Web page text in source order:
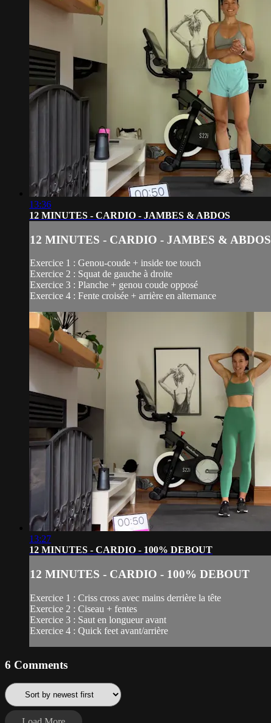
13:36
12 MINUTES - CARDIO - JAMBES & ABDOS
12 MINUTES - CARDIO - JAMBES & ABDOS
Exercice 1 : Genou-coude + inside toe touch
Exercice 2 : Squat de gauche à droite
Exercice 3 : Planche + genou coude opposé
Exercice 4 : Fente croisée + arrière en alternance
13:27
12 MINUTES - CARDIO - 100% DEBOUT
12 MINUTES - CARDIO - 100% DEBOUT
Exercice 1 : Criss cross avec mains derrière la tête
Exercice 2 : Ciseau + fentes
Exercice 3 : Saut en longueur avant
Exercice 4 : Quick feet avant/arrière
6 Comments